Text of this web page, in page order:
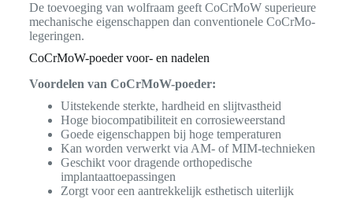
De toevoeging van wolfraam geeft CoCrMoW superieure
mechanische eigenschappen dan conventionele CoCrMo-
legeringen.
CoCrMoW-poeder voor- en nadelen
Voordelen van CoCrMoW-poeder:
Uitstekende sterkte, hardheid en slijtvastheid
Hoge biocompatibiliteit en corrosieweerstand
Goede eigenschappen bij hoge temperaturen
Kan worden verwerkt via AM- of MIM-technieken
Geschikt voor dragende orthopedische
implantaattoepassingen
Zorgt voor een aantrekkelijk esthetisch uiterlijk